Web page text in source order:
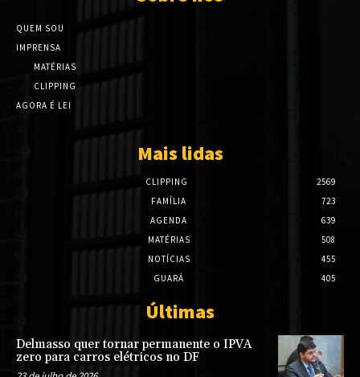
QUEM SOU
IMPRENSA
MATÉRIAS
CLIPPING
AGORA É LEI
Mais lidas
CLIPPING
2569
FAMÍLIA
723
AGENDA
639
MATÉRIAS
508
NOTÍCIAS
455
GUARÁ
405
Últimas
Delmasso quer tornar permanente o IPVA
zero para carros elétricos no DF